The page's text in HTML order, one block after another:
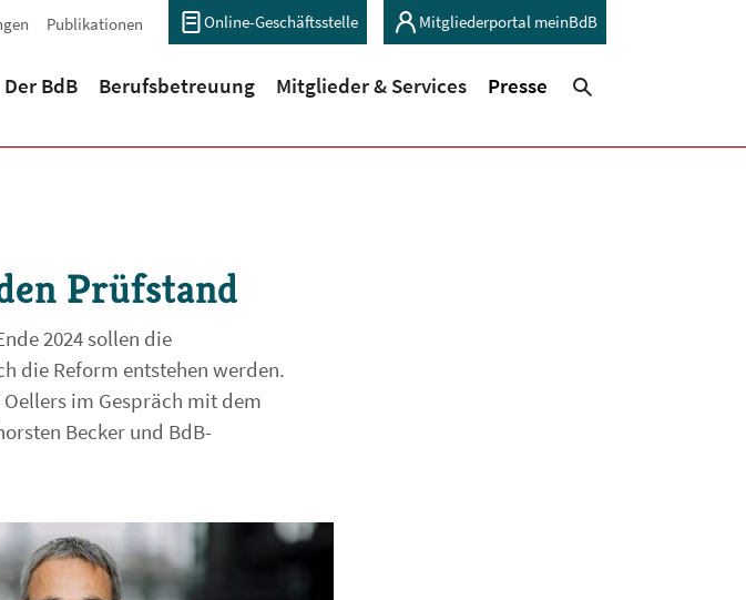
Publikationen Online-Geschäftsstelle Mitgliederportal meinBdB
Der BdB(current)
Berufsbetreuung(current)
Mitglieder & Services(current)
Presse
Prüfstand
2024 sollen die
die Reform entstehen werden.
im Gespräch mit dem
Becker und BdB-